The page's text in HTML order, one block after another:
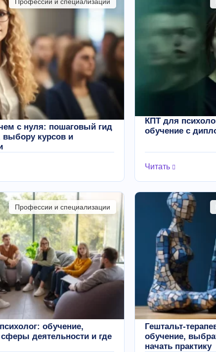
с нуля: пошаговый гид
курсов и
КПТ для
обучение с
Читать
Профессии и специализации
обучение,
деятельности и где
Гештальт-
обучение,
начать практику